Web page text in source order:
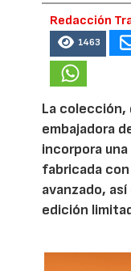
Redacción
1463
La colección,
embajadora
incorpora
fabricada
avanzado,
edición